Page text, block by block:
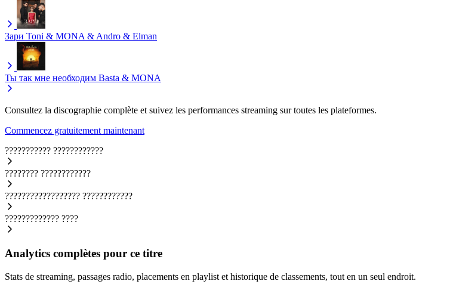
Зари Toni & MONA & Andro & Elman
Ты так мне необходим Basta & MONA
Consultez la discographie complète et suivez les performances streaming sur toutes les plateformes.
Commencez gratuitement maintenant
??????????? ????????????
???????? ????????????
?????????????????? ????????????
????????????? ????
Analytics complètes pour ce titre
Stats de streaming, passages radio, placements en playlist et historique de classements, tout en un seul endroit.